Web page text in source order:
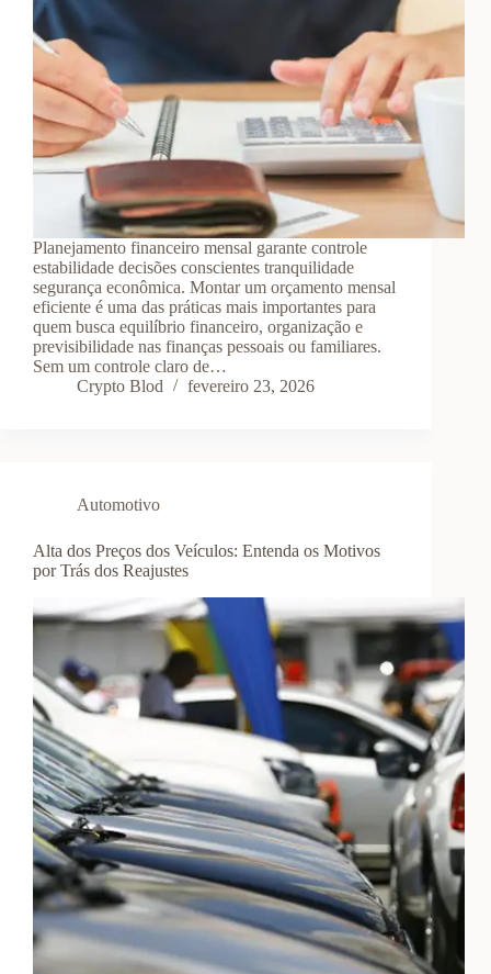
Planejamento financeiro mensal garante controle
estabilidade decisões conscientes tranquilidade
segurança econômica. Montar um orçamento mensal
eficiente é uma das práticas mais importantes para
quem busca equilíbrio financeiro, organização e
previsibilidade nas finanças pessoais ou familiares.
Sem um controle claro de…
Crypto Blod
fevereiro 23, 2026
Automotivo
Alta dos Preços dos Veículos: Entenda os Motivos
por Trás dos Reajustes